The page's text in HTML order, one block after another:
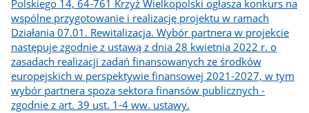
Polskiego 14, 64-761 Krzyż Wielkopolski ogłasza konkurs na
wspólne przygotowanie i realizację projektu w ramach
Działania 07.01. Rewitalizacja. Wybór partnera w projekcie
następuje zgodnie z ustawą z dnia 28 kwietnia 2022 r. o
zasadach realizacji zadań finansowanych ze środków
europejskich w perspektywie finansowej 2021-2027, w tym
wybór partnera spoza sektora finansów publicznych -
zgodnie z art. 39 ust. 1-4 ww. ustawy.